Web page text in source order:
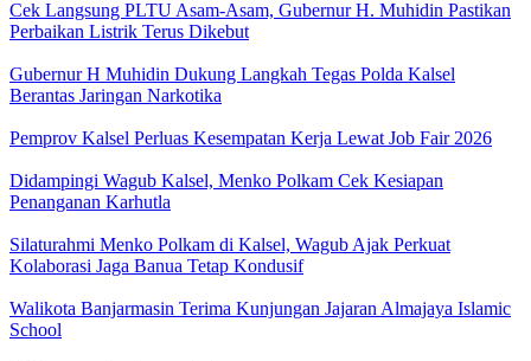
Cek Langsung PLTU Asam-Asam, Gubernur H. Muhidin Pastikan
Perbaikan Listrik Terus Dikebut
Gubernur H Muhidin Dukung Langkah Tegas Polda Kalsel
Berantas Jaringan Narkotika
Pemprov Kalsel Perluas Kesempatan Kerja Lewat Job Fair 2026
Didampingi Wagub Kalsel, Menko Polkam Cek Kesiapan
Penanganan Karhutla
Silaturahmi Menko Polkam di Kalsel, Wagub Ajak Perkuat
Kolaborasi Jaga Banua Tetap Kondusif
Walikota Banjarmasin Terima Kunjungan Jajaran Almajaya Islamic
School